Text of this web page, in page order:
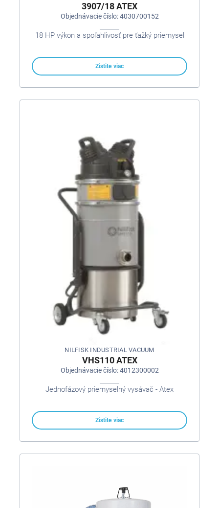
3907/18 ATEX
Objednávacie číslo: 4030700152
18 HP výkon a spoľahlivosť pre ťažký priemysel
Zistite viac
NILFISK INDUSTRIAL VACUUM
VHS110 ATEX
Objednávacie číslo: 4012300002
Jednofázový priemyselný vysávač - Atex
Zistite viac